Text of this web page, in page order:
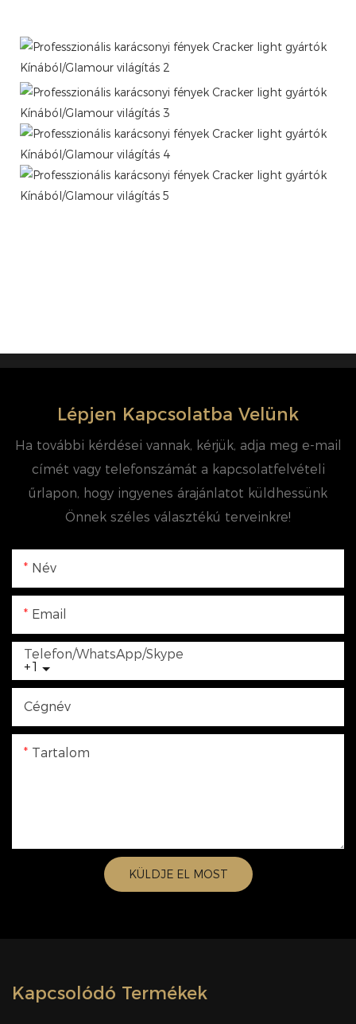
Lépjen Kapcsolatba Velünk
Ha további kérdései vannak, kérjük, adja meg e-mail
címét vagy telefonszámát a kapcsolatfelvételi
űrlapon, hogy ingyenes árajánlatot küldhessünk
Önnek széles választékú terveinkre!
Név
Email
+1
Telefon/WhatsApp/Skype
Cégnév
Tartalom
KÜLDJE EL MOST
Kapcsolódó Termékek